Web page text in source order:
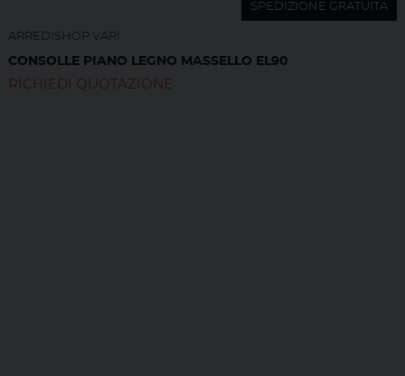
SPEDIZIONE GRATUITA
ARREDISHOP VARI
CONSOLLE PIANO LEGNO MASSELLO EL90
RICHIEDI QUOTAZIONE